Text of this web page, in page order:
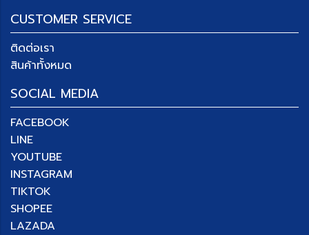
CUSTOMER SERVICE
ติดต่อเรา
สินค้าทั้งหมด
SOCIAL MEDIA
FACEBOOK
LINE
YOUTUBE
INSTAGRAM
TIKTOK
SHOPEE
LAZADA